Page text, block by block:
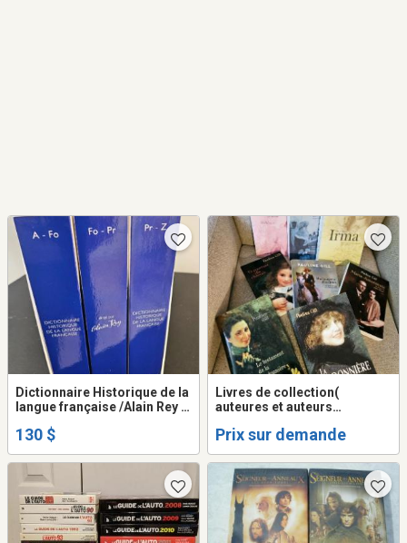
Dictionnaire Historique de la
langue française /Alain Rey &
130 $
Livres de collection(
auteures et auteurs
Prix sur demande